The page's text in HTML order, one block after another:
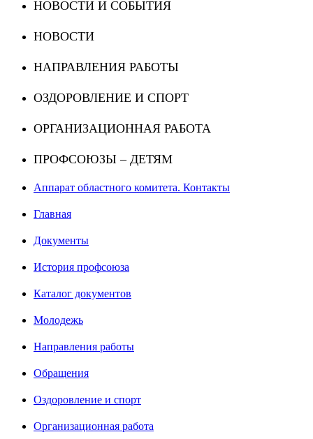
НОВОСТИ И СОБЫТИЯ
НОВОСТИ
НАПРАВЛЕНИЯ РАБОТЫ
ОЗДОРОВЛЕНИЕ И СПОРТ
ОРГАНИЗАЦИОННАЯ РАБОТА
ПРОФСОЮЗЫ – ДЕТЯМ
Аппарат областного комитета. Контакты
Главная
Документы
История профсоюза
Каталог документов
Молодежь
Направления работы
Обращения
Оздоровление и спорт
Организационная работа